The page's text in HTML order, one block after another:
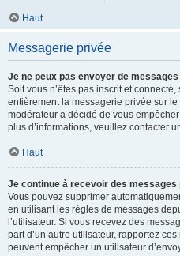
Haut
Messagerie privée
Je ne peux pas envoyer de
Soit vous n’êtes pas inscrit et
entièrement la messagerie privée sur
modérateur a décidé de vous
plus d’informations, veuillez contacter
Haut
Je continue à recevoir des
Vous pouvez supprimer
en utilisant les règles de messages
l’utilisateur. Si vous recevez des
part d’un autre utilisateur, rapportez
peuvent empêcher un utilisateur